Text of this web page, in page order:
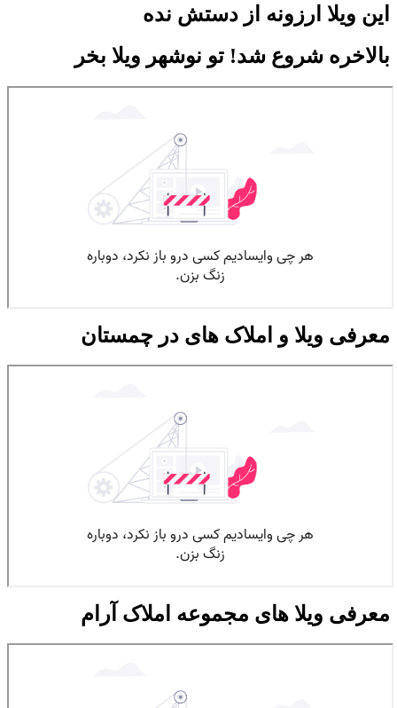
این ویلا ارزونه از دستش نده
بالاخره شروع شد! تو نوشهر ویلا بخر
معرفی ویلا و املاک های در چمستان
معرفی ویلا های مجموعه املاک آرام